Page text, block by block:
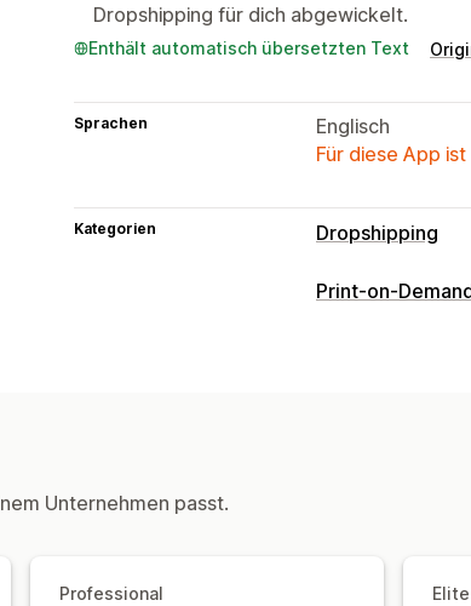
Dropshipping für dich abgewickelt.
Enthält automatisch übersetzten Text
Sprachen
Englisch
Für diese App
Kategorien Dropshipping
Produkte, die du
Print-on-
Unternehmen passt.
Professional Elite